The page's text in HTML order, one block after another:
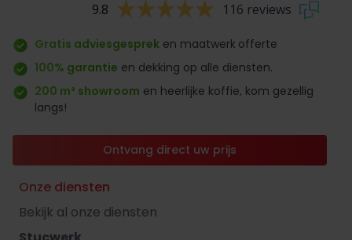
9.8 116 reviews
Gratis adviesgesprek en maatwerk offerte
100% garantie en dekking op alle diensten.
200 m² showroom en heerlijke koffie, kom gezellig
langs!
Ontvang direct uw prijs
Onze diensten
Bekijk al onze diensten